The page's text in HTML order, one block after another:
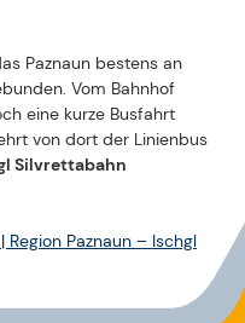
Paznaun bestens an
Vom Bahnhof
eine kurze Busfahrt
von dort der Linienbus
Silvrettabahn
Paznaun – Ischgl